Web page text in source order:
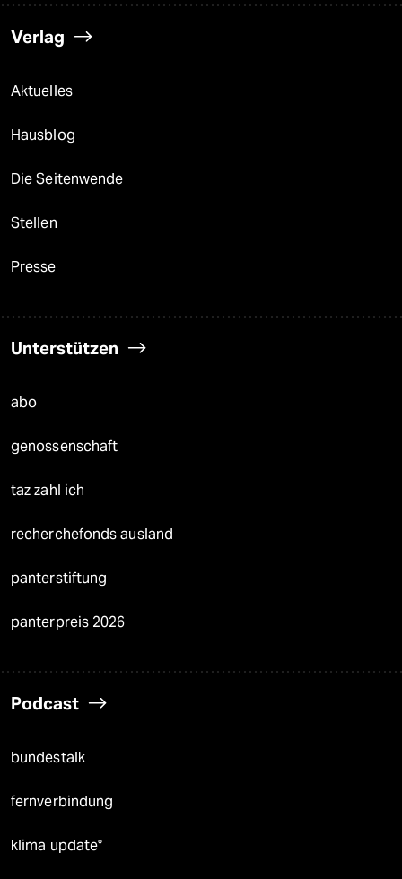
Verlag
Aktuelles
Hausblog
Die Seitenwende
Stellen
Presse
Unterstützen
abo
genossenschaft
taz zahl ich
recherchefonds ausland
panterstiftung
panterpreis 2026
Podcast
bundestalk
fernverbindung
klima update°